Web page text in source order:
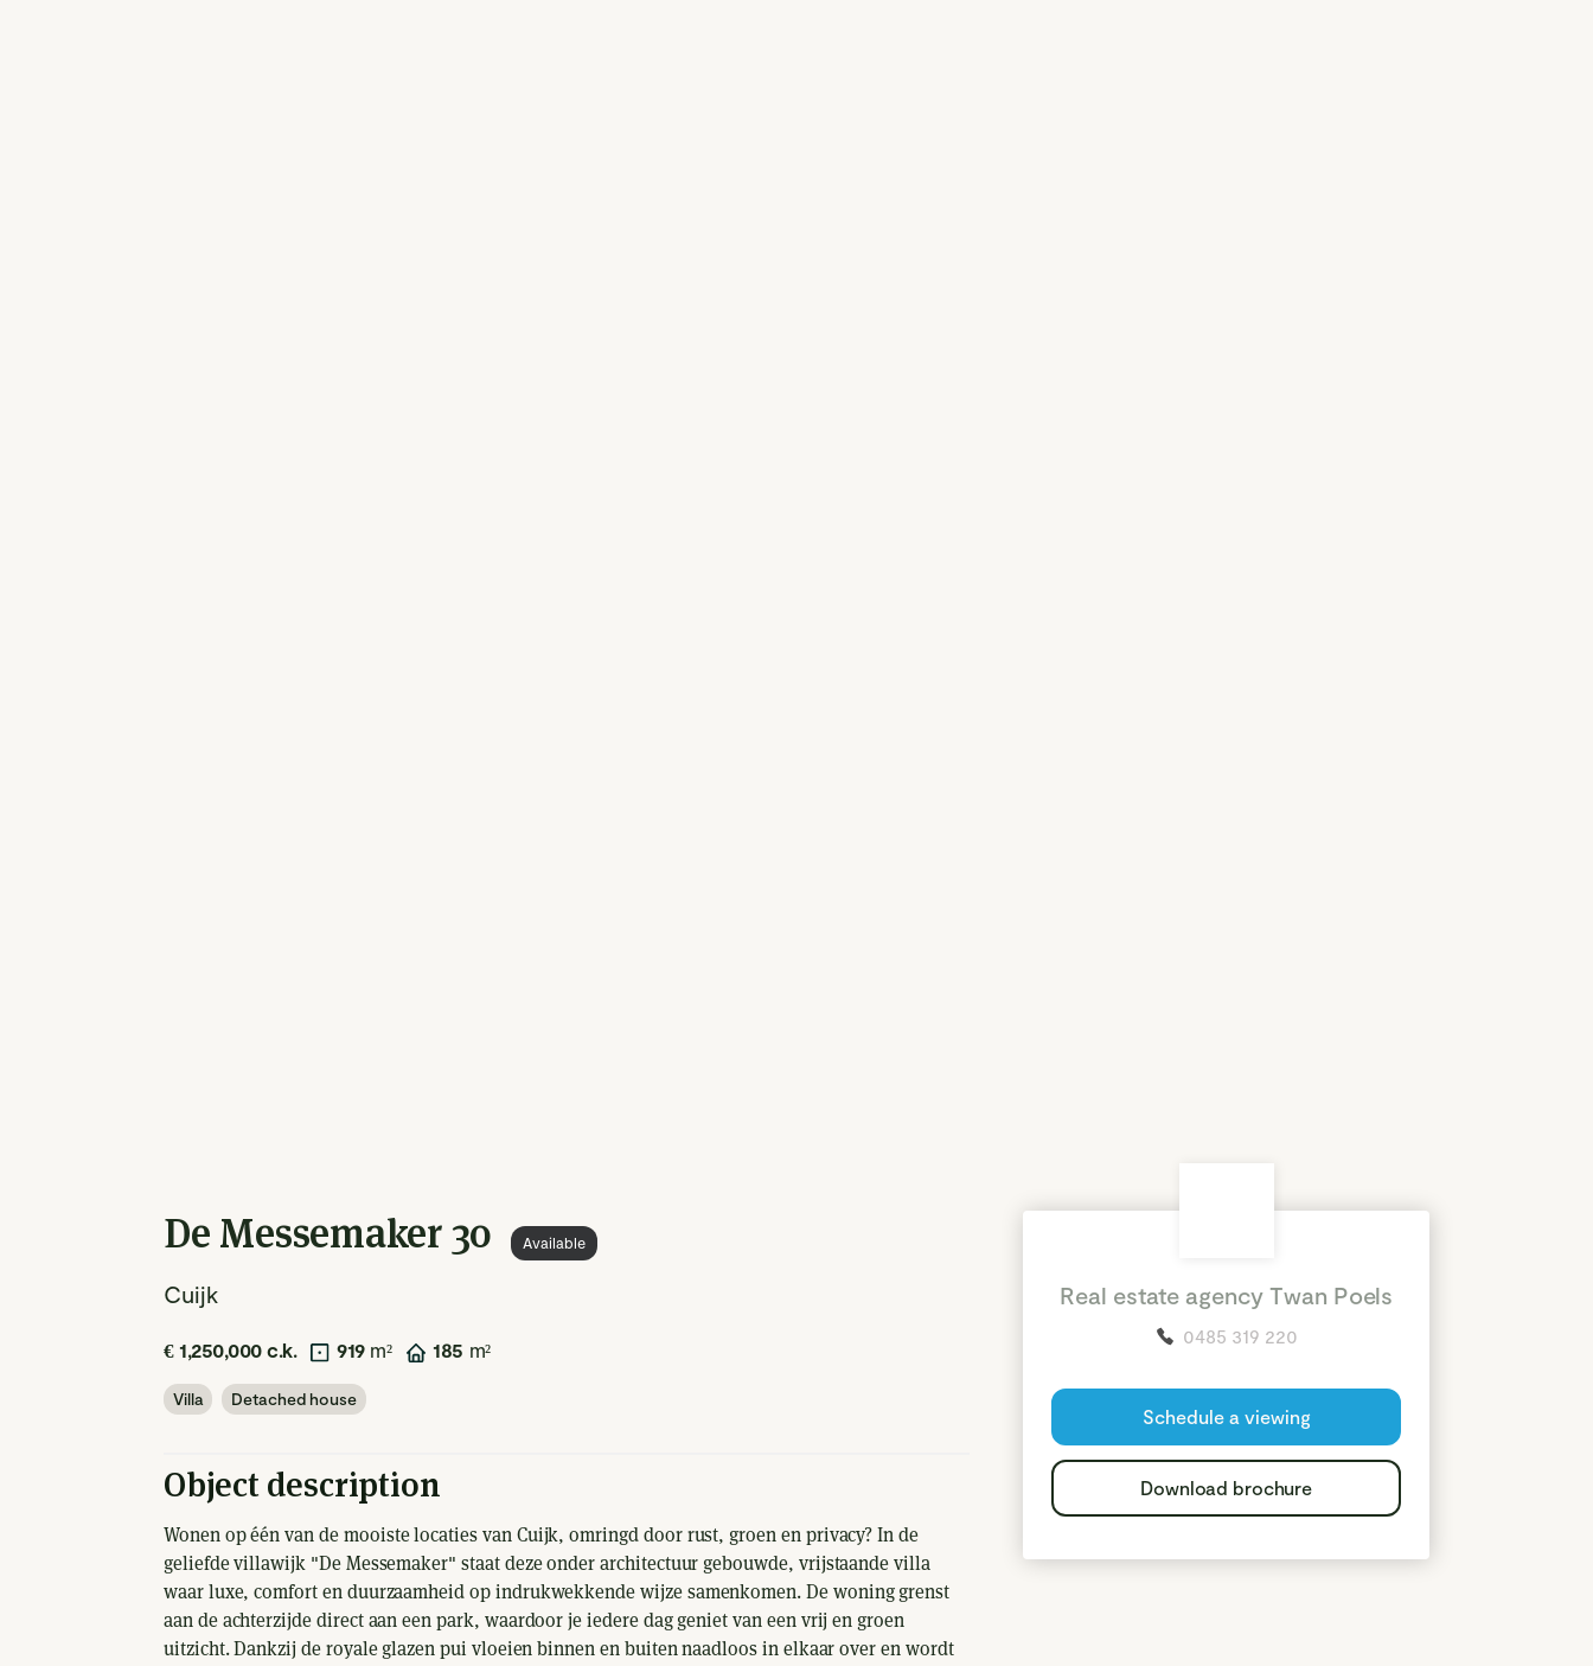
De Messemaker 30 Available
Cuijk
€ 1,250,000 c.k. 919m² 185 m²
Villa Detached house
Object description
Wonen op één van de mooiste locaties van Cuijk, omringd door rust, groen en privacy? In de
geliefde villawijk "De Messemaker" staat deze onder architectuur gebouwde, vrijstaande villa
waar luxe, comfort en duurzaamheid op indrukwekkende wijze samenkomen. De woning grenst
aan de achterzijde direct aan een park, waardoor je iedere dag geniet van een vrij en groen
uitzicht. Dankzij de royale glazen pui vloeien binnen en buiten naadloos in elkaar over en wordt
Real estate agency Twan Poels
0485 319 220
Schedule a viewing
Download brochure